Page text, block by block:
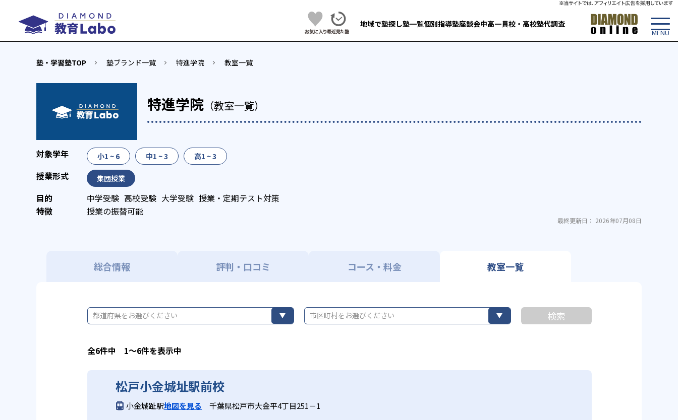
地域で塾探し塾一覧個別指導塾座談会中高一貫校・高校塾代調査
塾・学習塾TOP 塾ブランド一覧 特進学院 教室一覧
特進学院 （教室一覧）
小1 ~ 6 中1 ~ 3 高1 ~ 3
集団授業
中学受験 高校受験 大学受験 授業・定期テスト対策
授業の振替可能
最終更新日： 2026年07月08日
総合情報 評判・口コミ コース・料金 教室一覧
都道府県をお選びください 市区町村をお選びください 検索
全6件中 1〜6件を表示中
松戸小金城址駅前校
小金城趾駅地図を見る 千葉県松戸市大金平4丁目251－1